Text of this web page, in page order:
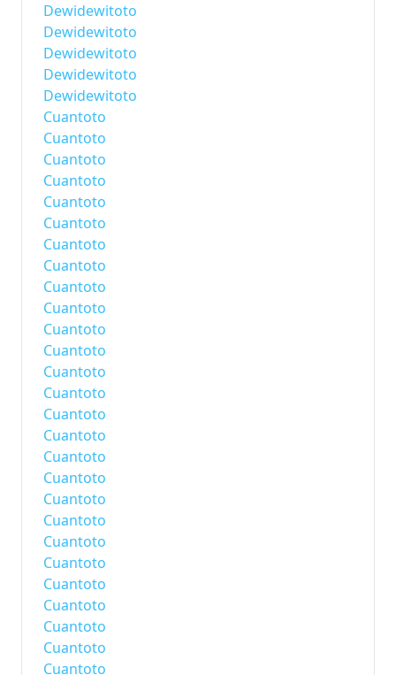
Dewidewitoto
Dewidewitoto
Dewidewitoto
Dewidewitoto
Dewidewitoto
Cuantoto
Cuantoto
Cuantoto
Cuantoto
Cuantoto
Cuantoto
Cuantoto
Cuantoto
Cuantoto
Cuantoto
Cuantoto
Cuantoto
Cuantoto
Cuantoto
Cuantoto
Cuantoto
Cuantoto
Cuantoto
Cuantoto
Cuantoto
Cuantoto
Cuantoto
Cuantoto
Cuantoto
Cuantoto
Cuantoto
Cuantoto